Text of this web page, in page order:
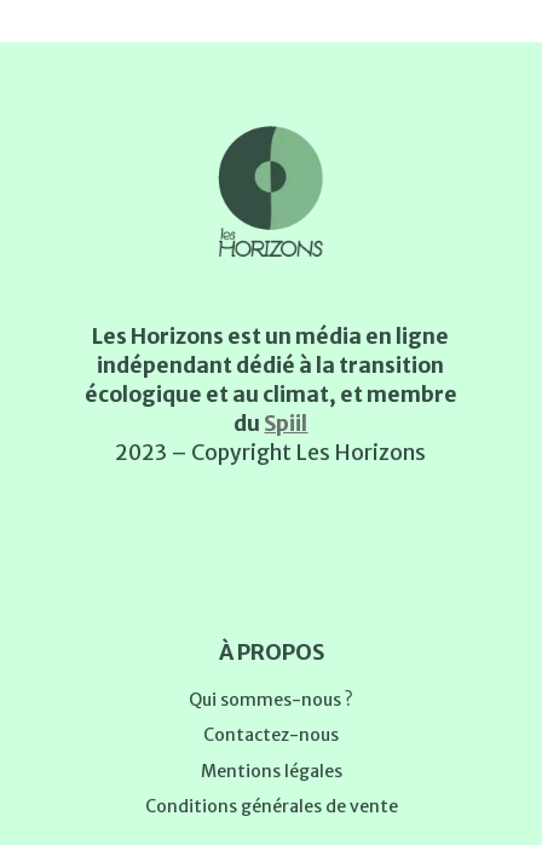
Les Horizons est un média en ligne
indépendant dédié à la transition
écologique et au climat, et membre
du Spiil
2023 – Copyright Les Horizons
À PROPOS
Qui sommes-nous ?
Contactez-nous
Mentions légales
Conditions générales de vente